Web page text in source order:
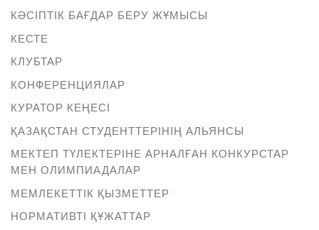
КӘСІПТІК БАҒДАР БЕРУ ЖҰМЫСЫ
КЕСТЕ
КЛУБТАР
КОНФЕРЕНЦИЯЛАР
КУРАТОР КЕҢЕСІ
ҚАЗАҚСТАН СТУДЕНТТЕРІНІҢ АЛЬЯНСЫ
МЕКТЕП ТҮЛЕКТЕРІНЕ АРНАЛҒАН КОНКУРСТАР
МЕН ОЛИМПИАДАЛАР
МЕМЛЕКЕТТІК ҚЫЗМЕТТЕР
НОРМАТИВТІ ҚҰЖАТТАР